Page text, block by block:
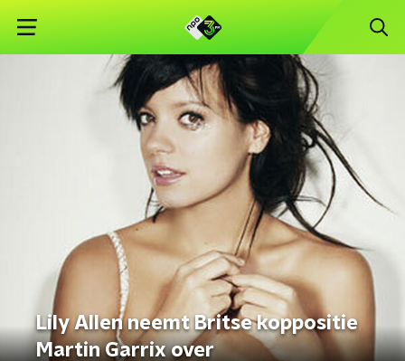
Lily Allen neemt Britse koppositie
Martin Garrix over